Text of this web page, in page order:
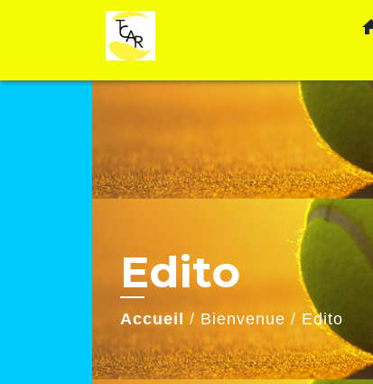
Edito
Accueil / Bienvenue / Edito